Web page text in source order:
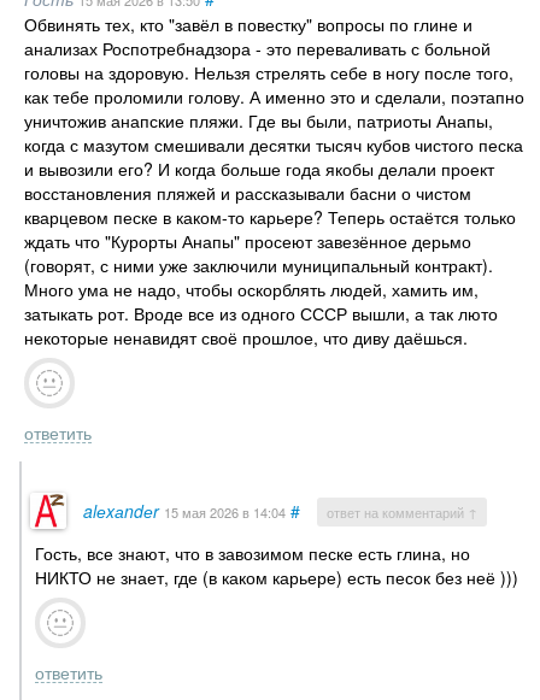
Обвинять тех, кто "завёл в повестку" вопросы по глине и
анализах Роспотребнадзора - это переваливать с больной
головы на здоровую. Нельзя стрелять себе в ногу после того,
как тебе проломили голову. А именно это и сделали, поэтапно
уничтожив анапские пляжи. Где вы были, патриоты Анапы,
когда с мазутом смешивали десятки тысяч кубов чистого песка
и вывозили его? И когда больше года якобы делали проект
восстановления пляжей и рассказывали басни о чистом
кварцевом песке в каком-то карьере? Теперь остаётся только
ждать что "Курорты Анапы" просеют завезённое дерьмо
(говорят, с ними уже заключили муниципальный контракт).
Много ума не надо, чтобы оскорблять людей, хамить им,
затыкать рот. Вроде все из одного СССР вышли, а так люто
некоторые ненавидят своё прошлое, что диву даёшься.
ответить
alеxаndеr 15 мая 2026в 14:04 # ответ на комментарий ↑
Гость, все знают, что в завозимом песке есть глина, но
НИКТО не знает, где (в каком карьере) есть песок без неё )))
ответить